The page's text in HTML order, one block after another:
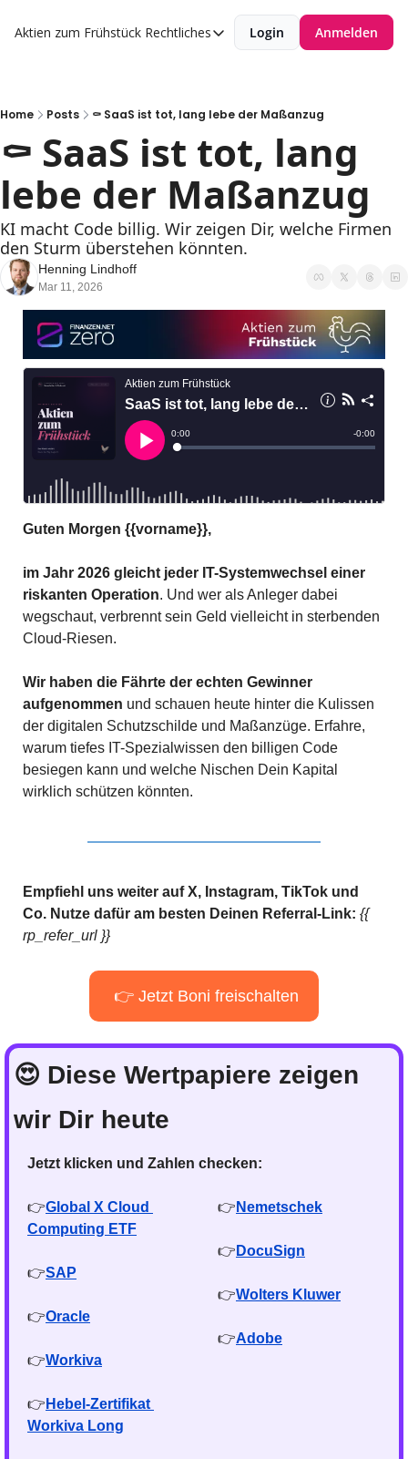
Aktien zum Frühstück Rechtliches
Rechtliches
Impressum
Login Anmelden
Home Posts ⚰️ SaaS ist tot, lang lebe der Maßanzug
⚰️ SaaS ist tot, lang
lebe der Maßanzug
KI macht Code billig. Wir zeigen Dir, welche Firmen
den Sturm überstehen könnten.
Henning Lindhoff
Mar 11, 2026
Guten Morgen {{vorname}},
im Jahr 2026 gleicht jeder IT-Systemwechsel einer
riskanten Operation. Und wer als Anleger dabei
wegschaut, verbrennt sein Geld vielleicht in sterbenden
Cloud-Riesen.
Wir haben die Fährte der echten Gewinner
aufgenommen und schauen heute hinter die Kulissen
der digitalen Schutzschilde und Maßanzüge. Erfahre,
warum tiefes IT-Spezialwissen den billigen Code
besiegen kann und welche Nischen Dein Kapital
wirklich schützen könnten.
Empfiehl uns weiter auf X, Instagram, TikTok und
Co. Nutze dafür am besten Deinen Referral-Link: {{
rp_refer_url }}
👉 Jetzt Boni freischalten
😍 Diese Wertpapiere zeigen
wir Dir heute
Jetzt klicken und Zahlen checken:
👉Global X Cloud
Computing ETF
👉SAP
👉Oracle
👉Workiva
👉 Hebel-Zertifikat
Workiva Long
👉 Nemetschek
👉 DocuSign
👉Wolters Kluwer
👉Adobe